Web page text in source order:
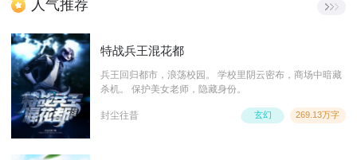
人气推荐
特战兵王混花都
兵王回归都市，浪荡校园。 学校里阴云密布，商场中暗藏
杀机。 保护美女老师，隐藏身份。
封尘往昔 269.13万字
玄幻